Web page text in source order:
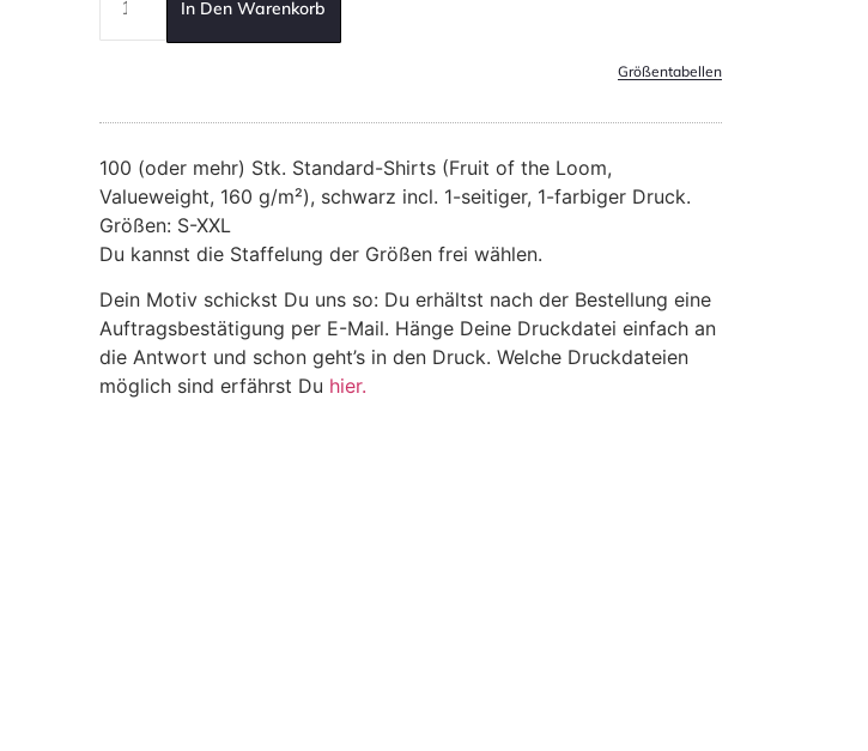
In Den Warenkorb
Größentabellen
100 (oder mehr) Stk. Standard-Shirts (Fruit of the Loom,
Valueweight, 160 g/m²), schwarz incl. 1-seitiger, 1-farbiger Druck.
Größen: S-XXL
Du kannst die Staffelung der Größen frei wählen.
Dein Motiv schickst Du uns so: Du erhältst nach der Bestellung eine
Auftragsbestätigung per E-Mail. Hänge Deine Druckdatei einfach an
die Antwort und schon geht’s in den Druck. Welche Druckdateien
möglich sind erfährst Du hier.